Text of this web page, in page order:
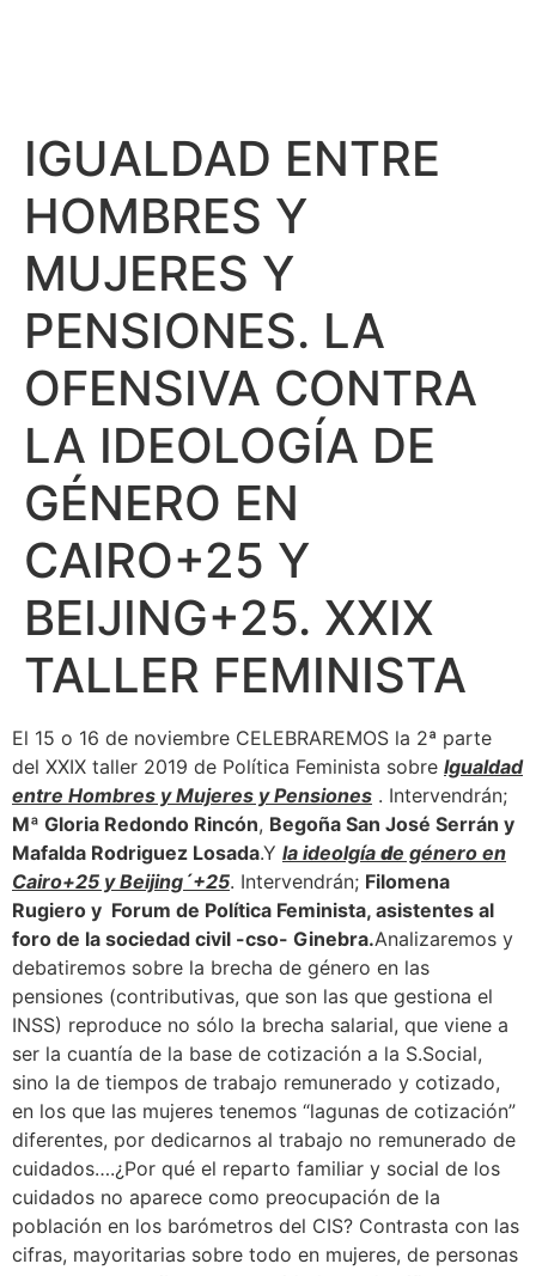
IGUALDAD ENTRE
HOMBRES Y
MUJERES Y
PENSIONES. LA
OFENSIVA CONTRA
LA IDEOLOGÍA DE
GÉNERO EN
CAIRO+25 Y
BEIJING+25. XXIX
TALLER FEMINISTA
El 15 o 16 de noviembre CELEBRAREMOS la 2ª parte
del XXIX taller 2019 de Política Feminista sobre Igualdad
entre Hombres y Mujeres y Pensiones . Intervendrán;
Mª Gloria Redondo Rincón, Begoña San José Serrán y
Mafalda Rodriguez Losada.Y la ideolgía de género en
Cairo+25 y Beijing´+25. Intervendrán; Filomena
Rugiero y Forum de Política Feminista, asistentes al
foro de la sociedad civil -cso- Ginebra.Analizaremos y
debatiremos sobre la brecha de género en las
pensiones (contributivas, que son las que gestiona el
INSS) reproduce no sólo la brecha salarial, que viene a
ser la cuantía de la base de cotización a la S.Social,
sino la de tiempos de trabajo remunerado y cotizado,
en los que las mujeres tenemos “lagunas de cotización”
diferentes, por dedicarnos al trabajo no remunerado de
cuidados….¿Por qué el reparto familiar y social de los
cuidados no aparece como preocupación de la
población en los barómetros del CIS? Contrasta con las
cifras, mayoritarias sobre todo en mujeres, de personas